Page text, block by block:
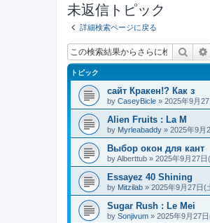
未返信トピック
詳細検索ページに戻る
検索
トピック
сайт Кракен!? Как з
by CaseyBicle » 2025年9月
Alien Fruits : La M
by Myrleabaddy » 2025年9月
Выбор окон для кант
byAlberttub » 2025年9月27
Essayez 40 Shining
by Mitzilab » 2025年9月27日(
Sugar Rush : Le Mei
by Sonjivum » 2025年9月27